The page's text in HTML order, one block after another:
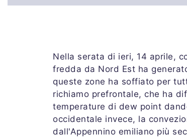
Nella serata di ieri, 14 aprile,
fredda da Nord Est ha
queste zone ha soffiato per
richiamo prefrontale, che ha
temperature di dew point
occidentale invece, la
dall'Appennino emiliano più